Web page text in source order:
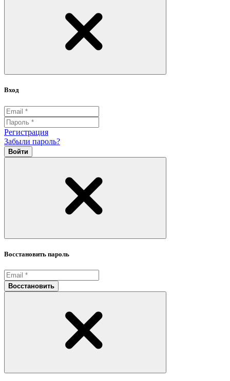
Вход
Регистрация
Забыли пароль?
Войти
Восстановить пароль
Восстановить